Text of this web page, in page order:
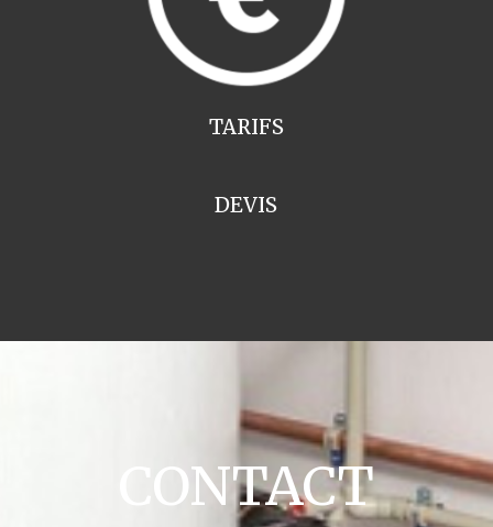
TARIFS
DEVIS
CONTACT